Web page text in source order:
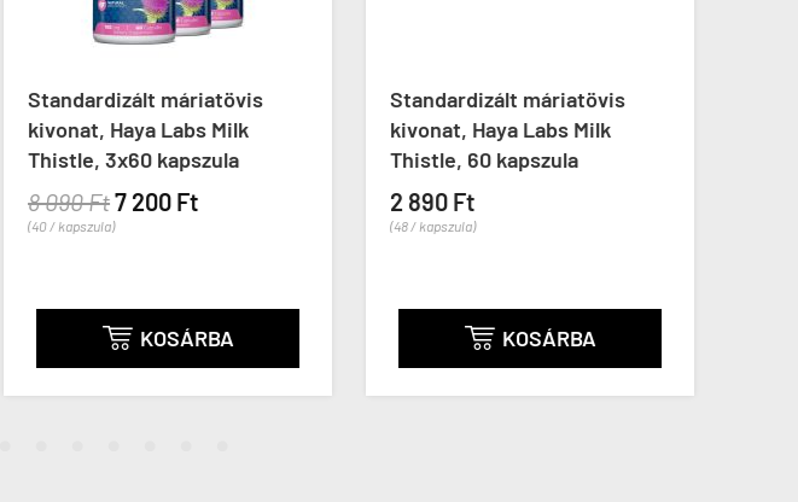
Standardizált máriatövis
kivonat, Haya Labs Milk
Thistle, 3x60 kapszula
8 090 Ft7 200 Ft
(40 / kapszula)
 KOSÁRBA
Standardizált máriatövis
kivonat, Haya Labs Milk
Thistle, 60 kapszula
2 890 Ft
(48 / kapszula)
 KOSÁRBA